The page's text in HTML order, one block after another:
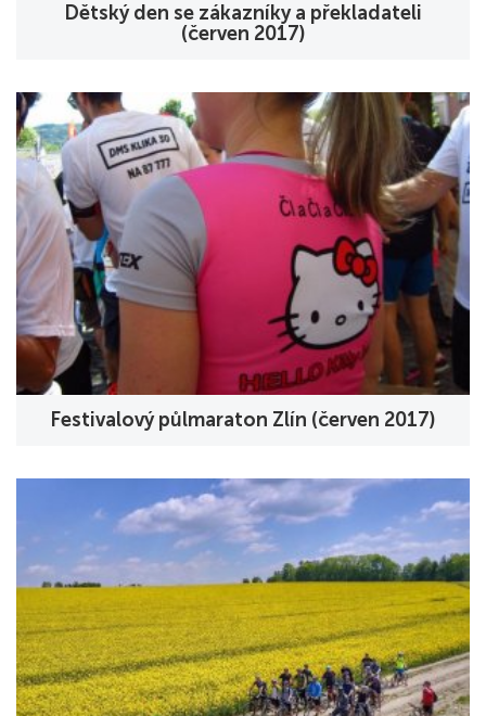
Dětský den se zákazníky a překladateli
(červen 2017)
Festivalový půlmaraton Zlín (červen 2017)